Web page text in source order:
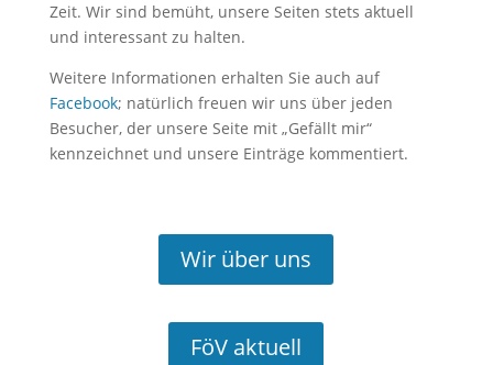
Zeit. Wir sind bemüht, unsere Seiten stets aktuell
und interessant zu halten.
Weitere Informationen erhalten Sie auch auf
Facebook; natürlich freuen wir uns über jeden
Besucher, der unsere Seite mit „Gefällt mir“
kennzeichnet und unsere Einträge kommentiert.
Wir über uns
FöV aktuell